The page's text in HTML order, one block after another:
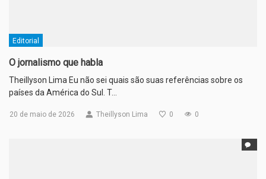
Editorial
O jornalismo que habla
Theillyson Lima Eu não sei quais são suas referências sobre os
países da América do Sul. T…
20 de maio de 2026 Theillyson Lima 0 0